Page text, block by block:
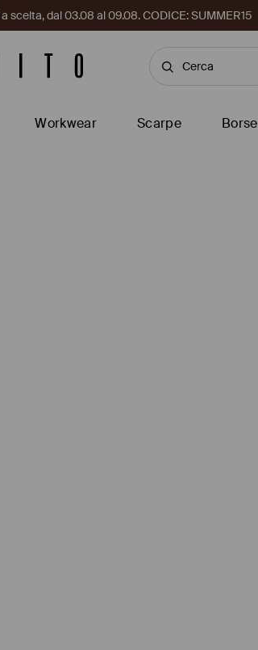
scelta, dal 03.08 al 09.08. CODICE: SUMMER15
Workwear Scarpe Borse